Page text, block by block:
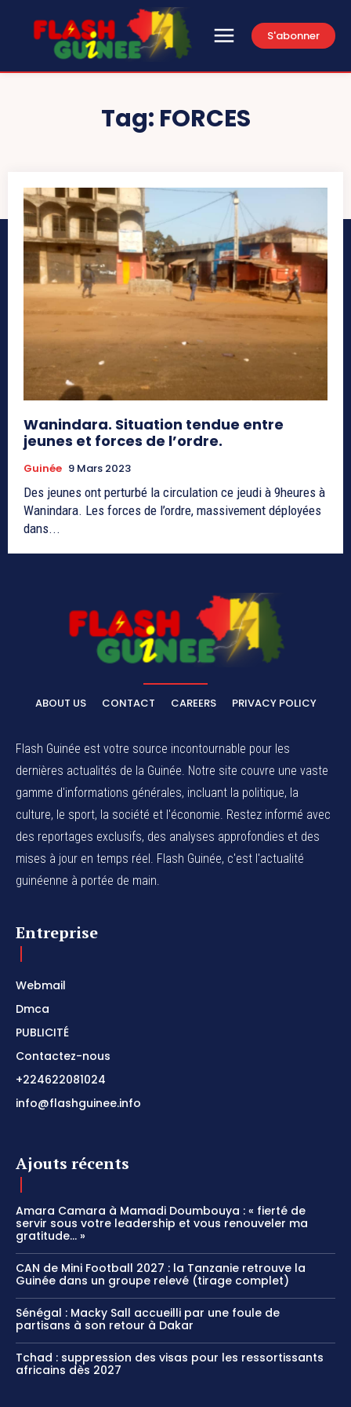
S'abonner
Tag: FORCES
Wanindara. Situation tendue entre
jeunes et forces de l’ordre.
Guinée 9 Mars 2023
Des jeunes ont perturbé la circulation ce jeudi à 9heures à
Wanindara. Les forces de l’ordre, massivement déployées
dans...
ABOUT US CONTACT CAREERS PRIVACY POLICY
Flash Guinée est votre source incontournable pour les
dernières actualités de la Guinée. Notre site couvre une vaste
gamme d'informations générales, incluant la politique, la
culture, le sport, la société et l'économie. Restez informé avec
des reportages exclusifs, des analyses approfondies et des
mises à jour en temps réel. Flash Guinée, c'est l'actualité
guinéenne à portée de main.
Entreprise
Webmail
Dmca
PUBLICITÉ
Contactez-nous
+224622081024
info@flashguinee.info
Ajouts récents
Amara Camara à Mamadi Doumbouya : « fierté de
servir sous votre leadership et vous renouveler ma
gratitude… »
CAN de Mini Football 2027 : la Tanzanie retrouve la
Guinée dans un groupe relevé (tirage complet)
Sénégal : Macky Sall accueilli par une foule de
partisans à son retour à Dakar
Tchad : suppression des visas pour les ressortissants
africains dès 2027